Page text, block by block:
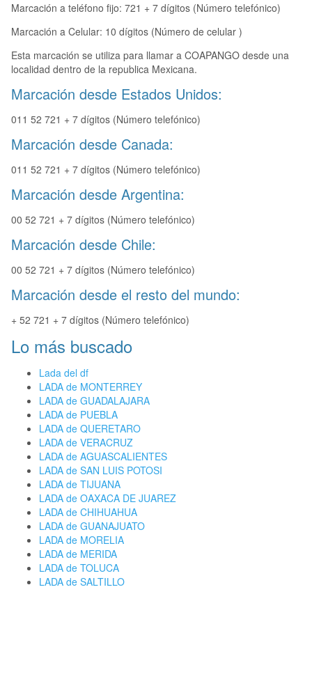
Marcación a teléfono fijo: 721 + 7 dígitos (Número telefónico)
Marcación a Celular: 10 dígitos (Número de celular )
Esta marcación se utiliza para llamar a COAPANGO desde una
localidad dentro de la republica Mexicana.
Marcación desde Estados Unidos:
011 52 721 + 7 dígitos (Número telefónico)
Marcación desde Canada:
011 52 721 + 7 dígitos (Número telefónico)
Marcación desde Argentina:
00 52 721 + 7 dígitos (Número telefónico)
Marcación desde Chile:
00 52 721 + 7 dígitos (Número telefónico)
Marcación desde el resto del mundo:
+ 52 721 + 7 dígitos (Número telefónico)
Lo más buscado
Lada del df
LADA de MONTERREY
LADA de GUADALAJARA
LADA de PUEBLA
LADA de QUERETARO
LADA de VERACRUZ
LADA de AGUASCALIENTES
LADA de SAN LUIS POTOSI
LADA de TIJUANA
LADA de OAXACA DE JUAREZ
LADA de CHIHUAHUA
LADA de GUANAJUATO
LADA de MORELIA
LADA de MERIDA
LADA de TOLUCA
LADA de SALTILLO